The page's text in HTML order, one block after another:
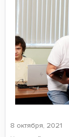
8 октября, 2021